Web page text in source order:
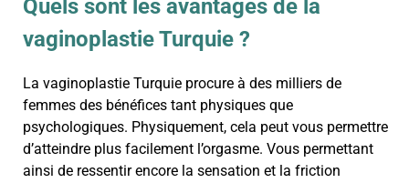
Quels sont les avantages de la
vaginoplastie Turquie ?
La vaginoplastie Turquie procure à des milliers de
femmes des bénéfices tant physiques que
psychologiques. Physiquement, cela peut vous permettre
d’atteindre plus facilement l’orgasme. Vous permettant
ainsi de ressentir encore la sensation et la friction